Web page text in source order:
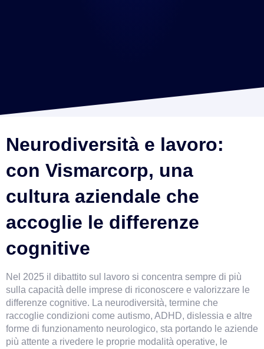
Neurodiversità e lavoro:
con Vismarcorp, una
cultura aziendale che
accoglie le differenze
cognitive
Nel 2025 il dibattito sul lavoro si concentra sempre di più
sulla capacità delle imprese di riconoscere e valorizzare le
differenze cognitive. La neurodiversità, termine che
raccoglie condizioni come autismo, ADHD, dislessia e altre
forme di funzionamento neurologico, sta portando le aziende
più attente a rivedere le proprie modalità operative, le